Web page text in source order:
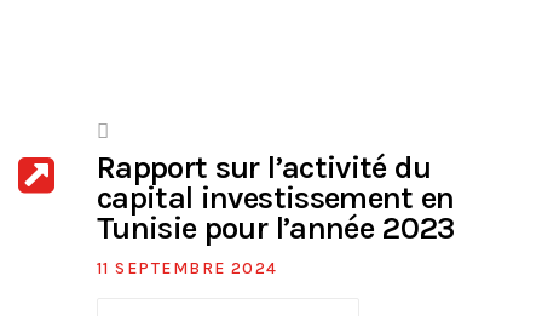
Rapport sur l’activité du
capital investissement en
Tunisie pour l’année 2023
11 SEPTEMBRE 2024